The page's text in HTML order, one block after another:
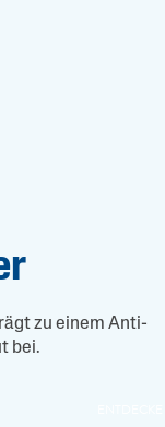
zu einem Anti-
bei.